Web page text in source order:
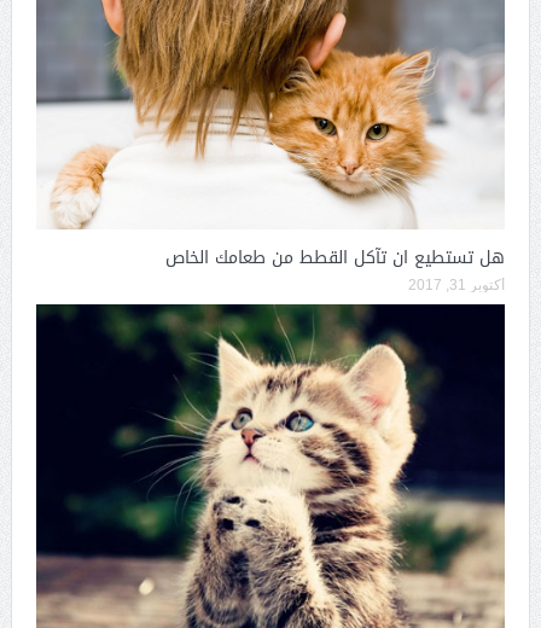
هل تستطيع ان تآكل القطط من طعامك الخاص
أكتوبر 31, 2017